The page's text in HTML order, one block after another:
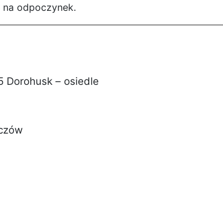
odpoczynek.
Dorohusk – osiedle